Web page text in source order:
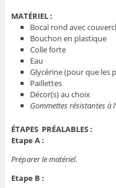
MATÉRIEL :
Bocal rond avec
Bouchon en plastique
Colle forte
Eau
Glycérine (pour que les
Paillettes
Décor(s) au choix
Gommettes résistantes à
ÉTAPES PRÉALABLES :
Etape A :
Préparer le matériel.
Etape B :